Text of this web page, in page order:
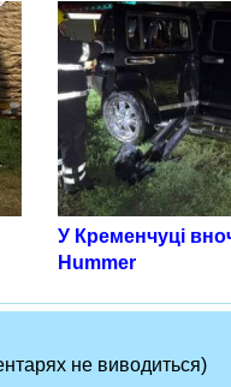
У Кременчуці
Hummer
не виводиться)